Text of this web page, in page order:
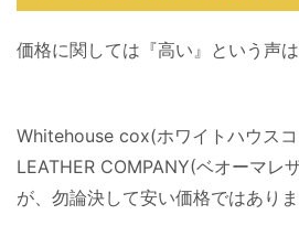
価格に関しては『高い』という声は
Whitehouse cox(ホワイトハウス
LEATHER COMPANY(ベオーマレ
が、勿論決して安い価格ではありま